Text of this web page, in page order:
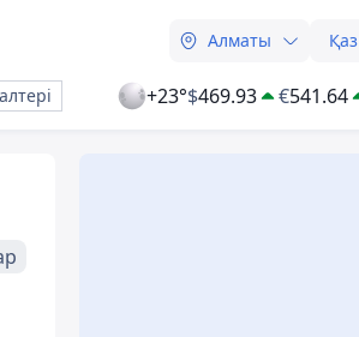
Алматы Қаз
+23°$469.93 €541.64